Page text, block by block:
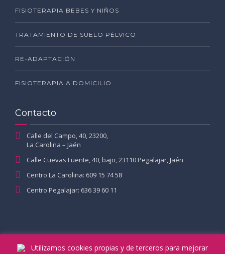
FISIOTERAPIA BEBES Y NIÑOS
TRATAMIENTO DE SUELO PÉLVICO
RE-ADAPTACIÓN
FISIOTERAPIA A DOMICILIO
Contacto
Calle del Campo, 40, 23200,
La Carolina – Jaén
Calle Cuevas Fuente, 40, bajo, 23110 Pegalajar, Jaén
Centro La Carolina: 609 15 74 58
Centro Pegalajar: 636 39 60 11
Utilizamos cookies propias y de terceros para mejorar